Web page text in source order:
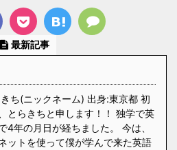
最新記事
ち(ニックネーム) 出身:東京都 初
とらきちと申します！！ 独学で英
4年の月日が経ちました。 今は、
ットを使って僕が学んで来た英語